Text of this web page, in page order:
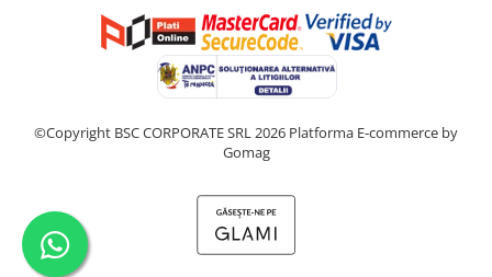
©Copyright BSC CORPORATE SRL 2026 Platforma E-commerce by
Gomag